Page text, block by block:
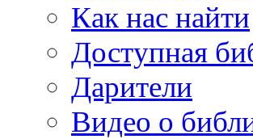
Как нас найти
Доступная
Дарители
Видео о